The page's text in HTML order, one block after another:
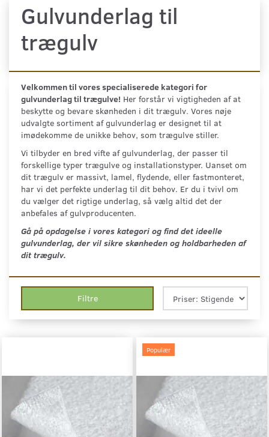
Gulvunderlag til
trægulv
Velkommen til vores specialiserede kategori for
gulvunderlag til trægulve! Her forstår vi vigtigheden af at
beskytte og bevare skønheden i dit trægulv. Vores nøje
udvalgte sortiment af gulvunderlag er designet til at
imødekomme de unikke behov, som trægulve stiller.
Vi tilbyder en bred vifte af gulvunderlag, der passer til
forskellige typer trægulve og installationstyper. Uanset om
dit trægulv er massivt, lamel, flydende, eller fastmonteret,
har vi det perfekte underlag til dit behov. Er du i tvivl om
du vælger det rigtige underlag, så vælg altid det der
anbefales af gulvproducenten.
Gå på opdagelse i vores kategori og find det ideelle
gulvunderlag, der vil sikre skønheden og holdbarheden af
dit trægulv.
Filtre
Populær